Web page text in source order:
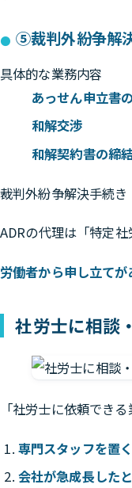
⑤裁判外紛争解
具体的な業務内容
あっせん申立書
和解交渉
和解契約書の締
裁判外紛争解決手続
ADRの代理は「特定
労働者から申し立て
社労士に相談
「社労士に依頼でき
専門スタッフを置
会社が急成長した